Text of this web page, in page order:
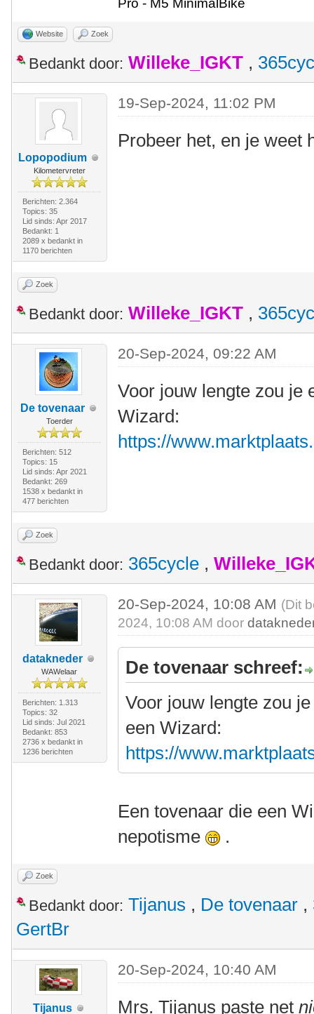
Pro - M5 MinimalBike
Website Zoek
Bedankt door: Willeke_IGKT ,
Lopopodium
Kilometervreter
Berichten: 2.364
Topics: 35
Lid sinds: Apr 2017
Bedankt: 1
2089 x bedankt in
1170 berichten
19-Sep-2024, 11:02 PM
Probeer het, en je weet
Zoek
Bedankt door: Willeke_IGKT ,
De tovenaar
Toerder
Berichten: 512
Topics: 15
Lid sinds: Apr 2021
Bedankt: 269
1538 x bedankt in
477 berichten
20-Sep-2024, 09:22 AM
Voor jouw lengte zou je
Wizard:
https://
Zoek
Bedankt door: 365cycle ,
datakneder
WAWelaar
Berichten: 1.313
Topics: 32
Lid sinds: Jul 2021
Bedankt: 853
2736 x bedankt in
1236 berichten
20-Sep-2024, 10:08 AM (Dit
2024, 10:08 AM door
De tovenaar schreef:
Voor jouw lengte zou
een Wizard:
https://
Een tovenaar die een
nepotisme
.
Zoek
Bedankt door: Tijanus , De tovenaar ,
GertBr
Tijanus
20-Sep-2024, 10:40 AM
Mrs. Tijanus paste net